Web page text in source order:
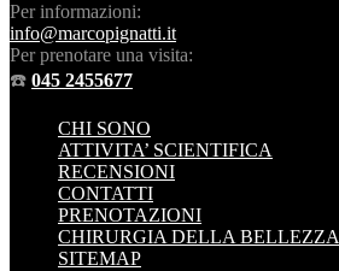
Per informazioni:
info@marcopignatti.it
Per prenotare una visita:
☎️ 045 2455677
CHI SONO
ATTIVITA’ SCIENTIFICA
RECENSIONI
CONTATTI
PRENOTAZIONI
CHIRURGIA DELLA BELLEZZA
SITEMAP